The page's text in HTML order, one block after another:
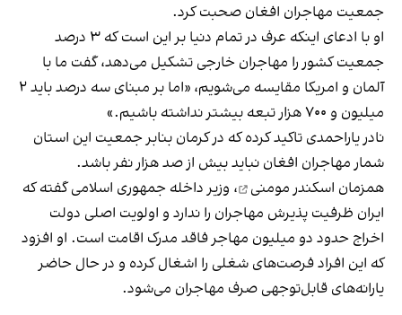
جمعیت مهاجران افغان صحبت کرد.
او با ادعای اینکه عرف در تمام دنیا بر این است که ۳ درصد
جمعیت کشور را مهاجران خارجی تشکیل می‌دهد، گفت ما با
آلمان و امریکا مقایسه می‌شویم، «اما بر مبنای سه درصد باید ۲
میلیون و ۷۰۰ هزار تبعه بیشتر نداشته باشیم.»
نادر یاراحمدی تاکید کرده که در کرمان بنابر جمعیت این استان
شمار مهاجران افغان نباید بیش از صد هزار نفر باشد.
همزمان اسکندر مومنی
، وزیر داخله جمهوری اسلامی گفته که
ایران ظرفیت پذیرش مهاجران را ندارد و اولویت اصلی دولت
اخراج حدود دو میلیون مهاجر فاقد مدرک اقامت است. او افزود
که این افراد فرصت‌های شغلی را اشغال کرده و در حال حاضر
یارانه‌های قابل‌توجهی صرف مهاجران می‌شود.